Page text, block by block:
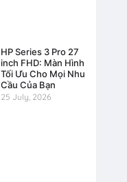
HP Series 3 Pro 27
inch FHD: Màn Hình
Tối Ưu Cho Mọi Nhu
Cầu Của Bạn
25 July, 2026